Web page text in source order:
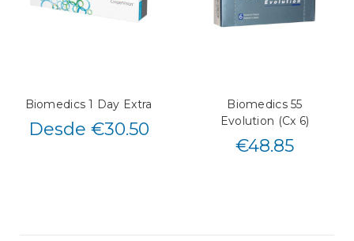
Biomedics 1 Day Extra
Desde €30.50
Biomedics 55
Evolution (Cx 6)
€48.85